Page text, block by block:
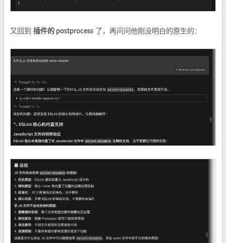
又回到 插件的 postprocess 了，再问问他刚没明白的原生的：